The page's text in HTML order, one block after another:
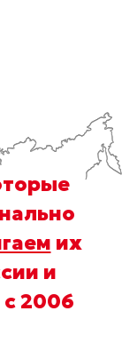
их
и
2006